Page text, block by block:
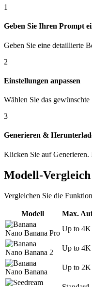
1
Geben Sie Ihren Prompt
Geben Sie eine detaillierte
2
Einstellungen anpassen
Wählen Sie das
3
Generieren &
Klicken Sie auf
Modell-Vergleich
Vergleichen Sie die
Modell Max.
Nano Banana Pro
Up to 4K
Nano Banana 2
Up to 4K
Nano Banana
Up to 2K